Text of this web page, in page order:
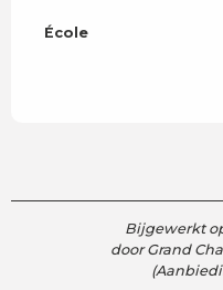
École
Bijgewerkt
door Grand